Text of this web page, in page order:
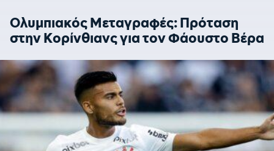
Ολυμπιακός Μεταγραφές: Πρόταση
στην Κορίνθιανς για τον Φάουστο Βέρα